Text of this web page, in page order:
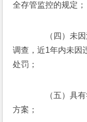
全存管监控的规定；
（四）未因
调查，近1年内未因
处罚；
（五）具有
方案；